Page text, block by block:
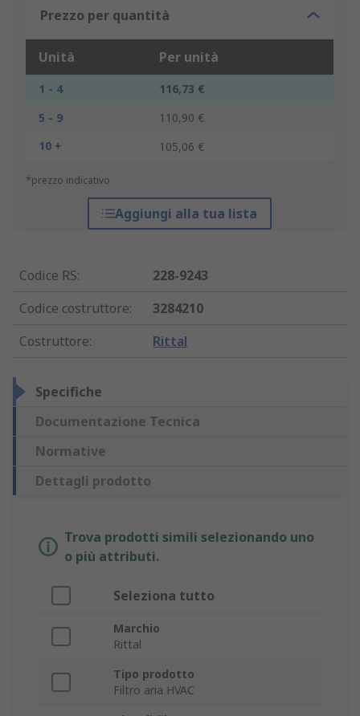
Prezzo per quantità
Unità Per unità
1 - 4
116,73 €
5 - 9
110,90 €
10 +
105,06 €
*prezzo indicativo
Aggiungi alla tua lista
Codice RS:
228-9243
Codice costruttore:
3284210
Costruttore: Rittal
Specifiche
Documentazione Tecnica
Normative
Dettagli prodotto
Trova prodotti simili selezionando uno
o più attributi.
Seleziona tutto
Marchio
Rittal
Tipo prodotto
Filtro aria HVAC